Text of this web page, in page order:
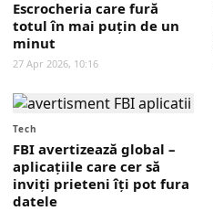
Escrocheria care fură
totul în mai puțin de un
minut
27 Apr 2026, 10:16
Tech
FBI avertizează global –
aplicațiile care cer să
inviți prieteni îți pot fura
datele